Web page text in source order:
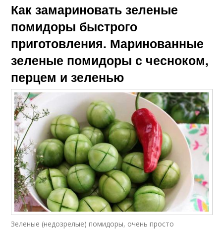
Как замариновать зеленые
помидоры быстрого
приготовления. Маринованные
зеленые помидоры с чесноком,
перцем и зеленью
Зеленые (недозрелые) помидоры, очень просто